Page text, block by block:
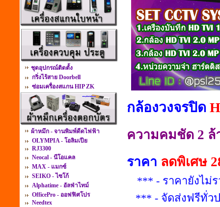
ชุดอุปกรณ์ติดตั้ง
กริ่งไร้สาย Doorbell
ซ่อมเครื่องสแกน HIP ZK
ผ้าหมึก - จานพิมพ์ดีดไฟฟ้า
OLYMPIA - โอลิมเปีย
RJ3300
Neocal - นีโอแคล
MAX - แมกซ์
SEIKO - ไซโก้
Alphatime - อัลฟ่าไทม์
OfficePro - ออฟฟิศโปร
Needtex
กล้องวงจรปิด
ความคมชัด 2 ล้
ราคา ลดพิเศษ
*** - ราคายังไม่
*** - จัดส่งฟรีทั่ว